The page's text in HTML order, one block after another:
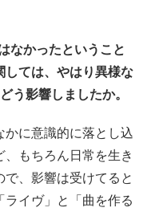
なかったということ
ては、やはり異様な
う影響しましたか。
かに意識的に落とし込
もちろん日常を生き
、影響は受けてると
イヴ」と「曲を作る